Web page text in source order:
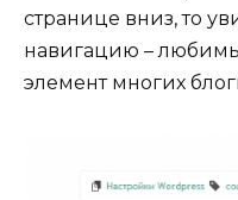
странице вниз, то
навигацию –
элемент многих